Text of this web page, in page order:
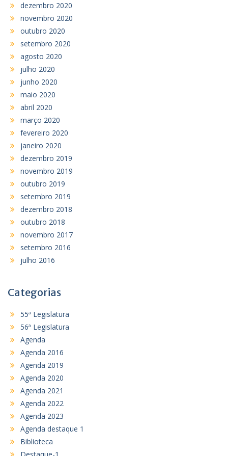
dezembro 2020
novembro 2020
outubro 2020
setembro 2020
agosto 2020
julho 2020
junho 2020
maio 2020
abril 2020
março 2020
fevereiro 2020
janeiro 2020
dezembro 2019
novembro 2019
outubro 2019
setembro 2019
dezembro 2018
outubro 2018
novembro 2017
setembro 2016
julho 2016
Categorias
55ª Legislatura
56ª Legislatura
Agenda
Agenda 2016
Agenda 2019
Agenda 2020
Agenda 2021
Agenda 2022
Agenda 2023
Agenda destaque 1
Biblioteca